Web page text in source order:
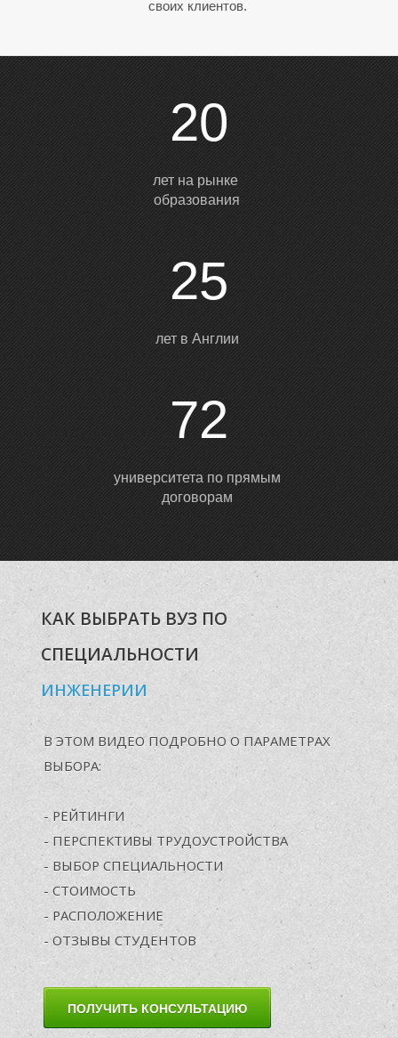
М
У
своих клиентов.
20
лет на рынке
образования
25
лет в Англии
72
университета по прямым
договорам
КАК ВЫБРАТЬ ВУЗ ПО
СПЕЦИАЛЬНОСТИ
ИНЖЕНЕРИИ
В ЭТОМ ВИДЕО ПОДРОБНО О ПАРАМЕТРАХ
ВЫБОРА:
- РЕЙТИНГИ
- ПЕРСПЕКТИВЫ ТРУДОУСТРОЙСТВА
- ВЫБОР СПЕЦИАЛЬНОСТИ
- СТОИМОСТЬ
- РАСПОЛОЖЕНИЕ
- ОТЗЫВЫ СТУДЕНТОВ
ПОЛУЧИТЬ КОНСУЛЬТАЦИЮ